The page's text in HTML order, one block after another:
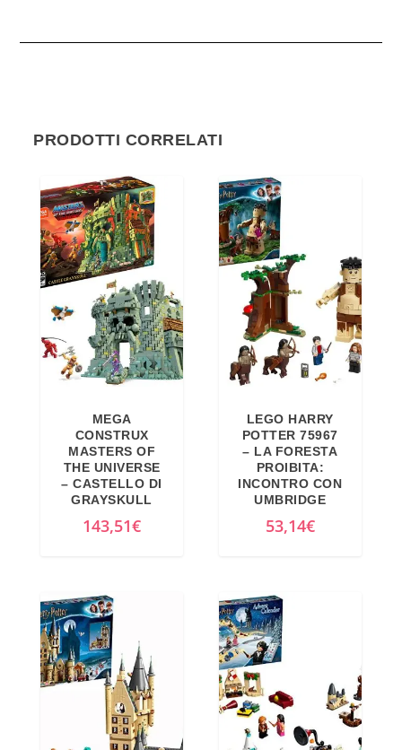
PRODOTTI CORRELATI
MEGA
CONSTRUX
MASTERS OF
THE UNIVERSE
– CASTELLO DI
GRAYSKULL
143,51€
LEGO HARRY
POTTER 75967
– LA FORESTA
PROIBITA:
INCONTRO CON
UMBRIDGE
53,14€